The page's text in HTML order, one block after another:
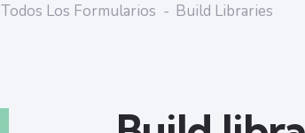
Todos Los Formularios Build Libraries